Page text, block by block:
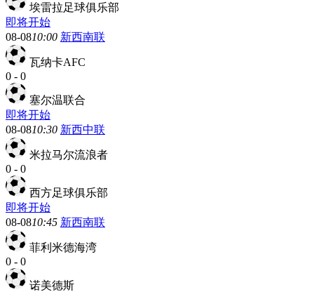
埃雷拉足球俱乐部
即将开始
08-0810:00 新西南联
瓦纳卡AFC
0 - 0
塞尔温联合
即将开始
08-0810:30 新西中联
米拉马尔流浪者
0 - 0
西方足球俱乐部
即将开始
08-0810:45 新西南联
菲利米德海湾
0 - 0
诺美德斯